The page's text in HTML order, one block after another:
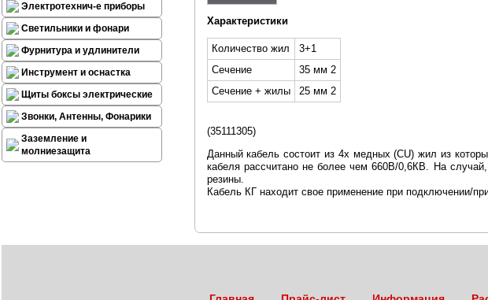
Электротехнич-е приборы
Светильники и фонари
Фурнитура и удлинители
Инструмент и оснастка
Щиты боксы электрические
Звонки, Антенны, Фонарики
Заземление и
молниезащита
Характеристики
Количество жил
3+1
Сечение
35 мм 2
Сечение + жилы
25 мм 2
(35111305)
Данный кабель состоит из 4x медных (CU) жил из
кабеля рассчитано не более чем 660В/0,6КВ. На
резины.
Кабель КГ находит свое применение при подключении/